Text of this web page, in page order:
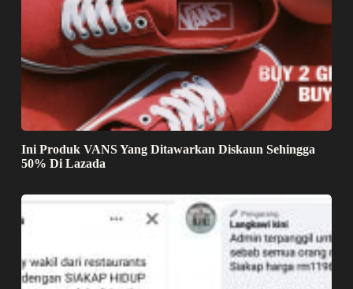
Ini Produk VANS Yang Ditawarkan Diskaun Sehingga
50% Di Lazada